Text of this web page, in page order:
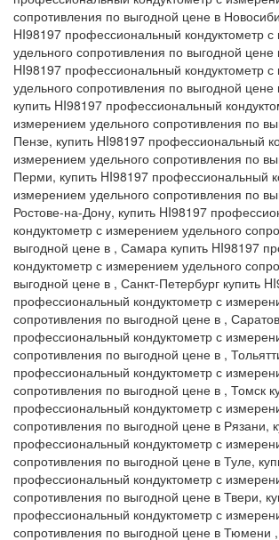
сопротивления по выгодной цене в
HI98197 профессиональный кондуктометр
удельного сопротивления по выгодной цене
HI98197 профессиональный кондуктометр
удельного сопротивления по выгодной цене
купить HI98197 профессиональный
измерением удельного сопротивления по
Пензе, купить HI98197 профессиональный
измерением удельного сопротивления по
Перми, купить HI98197 профессиональный
измерением удельного сопротивления по
Ростове-на-Дону, купить HI98197
кондуктометр с измерением удельного
выгодной цене в , Самара купить HI98197
кондуктометр с измерением удельного
выгодной цене в , Санкт-Петербург купить
профессиональный кондуктометр с
сопротивления по выгодной цене в ,
профессиональный кондуктометр с
сопротивления по выгодной цене в ,
профессиональный кондуктометр с
сопротивления по выгодной цене в , Томск
профессиональный кондуктометр с
сопротивления по выгодной цене в Рязани,
профессиональный кондуктометр с
сопротивления по выгодной цене в Туле,
профессиональный кондуктометр с
сопротивления по выгодной цене в Твери,
профессиональный кондуктометр с
сопротивления по выгодной цене в Тюмени